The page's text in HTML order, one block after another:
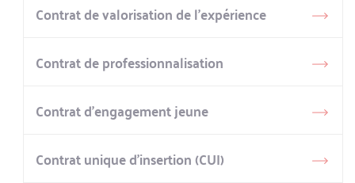
Contrat de valorisation de l’expérience
Contrat de professionnalisation
Contrat d’engagement jeune
Contrat unique d’insertion (CUI)